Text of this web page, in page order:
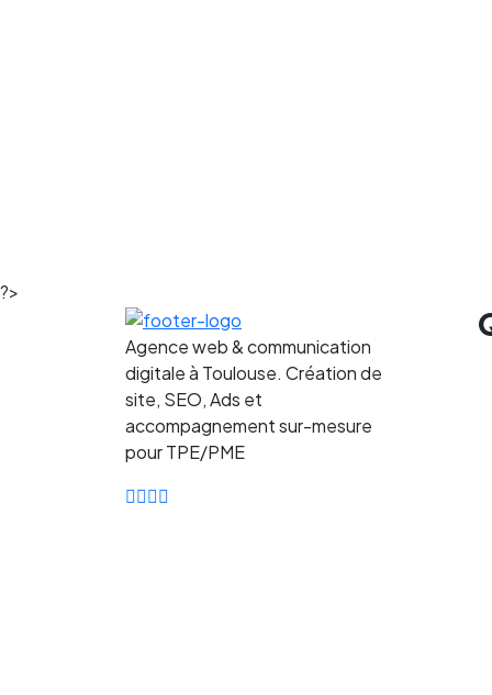
?>
Agence web & communication
digitale à Toulouse. Création de
site, SEO, Ads et
accompagnement sur-mesure
pour TPE/PME